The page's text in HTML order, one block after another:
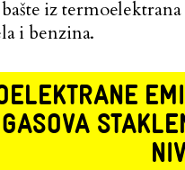
iz
i benzina.